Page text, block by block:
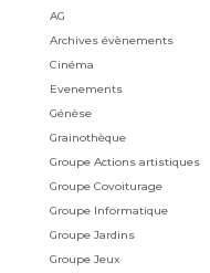
AG
Archives évènements
Cinéma
Evenements
Génèse
Grainothèque
Groupe Actions artistiques
Groupe Covoiturage
Groupe Informatique
Groupe Jardins
Groupe Jeux